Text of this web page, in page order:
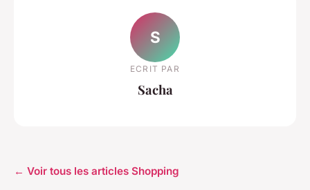
S
ECRIT PAR
Sacha
← Voir tous les articles Shopping